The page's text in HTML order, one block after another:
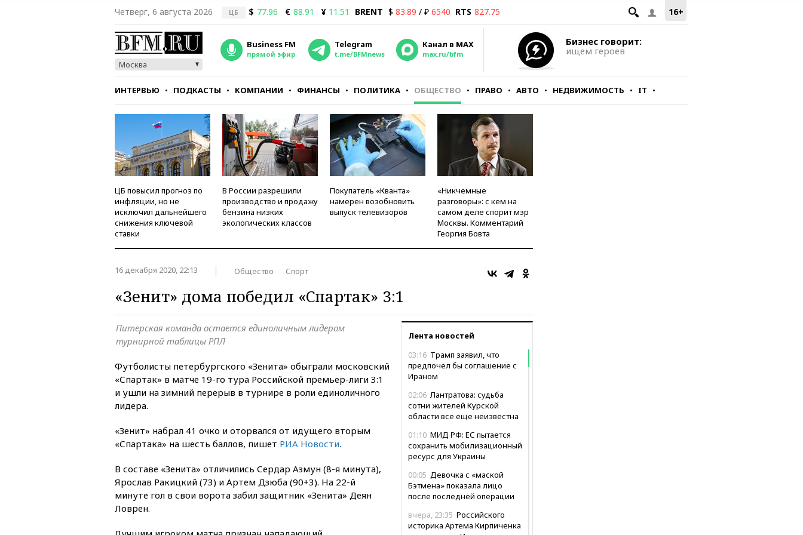
16+
Четверг, 6 августа 2026 ЦБ $ 77.96 € 88.91 ¥ 11.51 BRENT $ 83.89 / ₽ 6540 RTS 827.75
Москва
Business FM
прямой эфир
Telegram
t.me/BFMnews
Канал в MAX
max.ru/bfm
Бизнес говорит:
ищем героев
ИНТЕРВЬЮ ПОДКАСТЫ КОМПАНИИ ФИНАНСЫ ПОЛИТИКА ОБЩЕСТВО ПРАВО АВТО НЕДВИЖИМОСТЬ IT
СТИЛЬ ТЕСТЫ
ЦБ повысил прогноз по
инфляции, но не
исключил дальнейшего
снижения ключевой
ставки
В России разрешили
производство и продажу
бензина низких
экологических классов
Покупатель «Кванта»
намерен возобновить
выпуск телевизоров
«Никчемные
разговоры»: с кем на
самом деле спорит мэр
Москвы. Комментарий
Георгия Бовта
16 декабря 2020, 22:13 Общество Спорт
«Зенит» дома победил «Спартак» 3:1
Лента новостей
03:16 Трамп заявил, что
предпочел бы соглашение с
Ираном
02:06 Лантратова: судьба
сотни жителей Курской
области все еще неизвестна
01:10 МИД РФ: ЕС пытается
сохранить мобилизационный
ресурс для Украины
00:05 Девочка с «маской
Бэтмена» показала лицо
после последней операции
вчера, 23:35 Российского
историка Артема Кирпиченка
Питерская команда остается единоличным лидером
турнирной таблицы РПЛ
Футболисты петербургского «Зенита» обыграли московский
«Спартак» в матче 19-го тура Российской премьер-лиги 3:1
и ушли на зимний перерыв в турнире в роли единоличного
лидера.
«Зенит» набрал 41 очко и оторвался от идущего вторым
«Спартака» на шесть баллов, пишет РИА Новости.
В составе «Зенита» отличились Сердар Азмун (8-я минута),
Ярослав Ракицкий (73) и Артем Дзюба (90+3). На 22-й
минуте гол в свои ворота забил защитник «Зенита» Деян
Ловрен.